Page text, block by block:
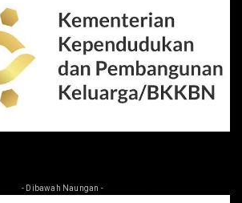
- Dibawah Naungan -